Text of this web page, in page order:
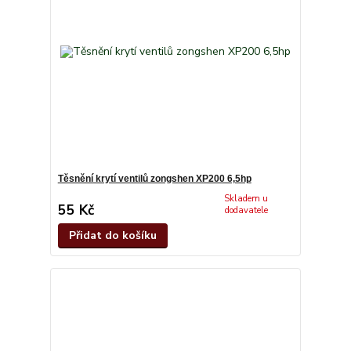
Těsnění krytí ventilů zongshen XP200 6,5hp
55 Kč
Skladem u
dodavatele
Přidat do košíku